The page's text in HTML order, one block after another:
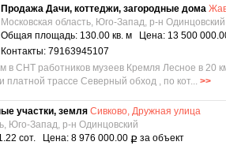
Продажа Дачи, коттеджи, загородные дома
Московская область, Юго-Запад, р-н Одинцовский
Общая площадь: 130.00 кв. м Цена: 13 500
Контакты: 79163945107
в СНТ работников музеев Кремля Лесное в 20
платной трассе Северный обход , по кот... >>
участки, земля Сивково, Дружная улица
Юго-Запад, р-н Одинцовский
сот. Цена: 8 976 000.00 Р за объект